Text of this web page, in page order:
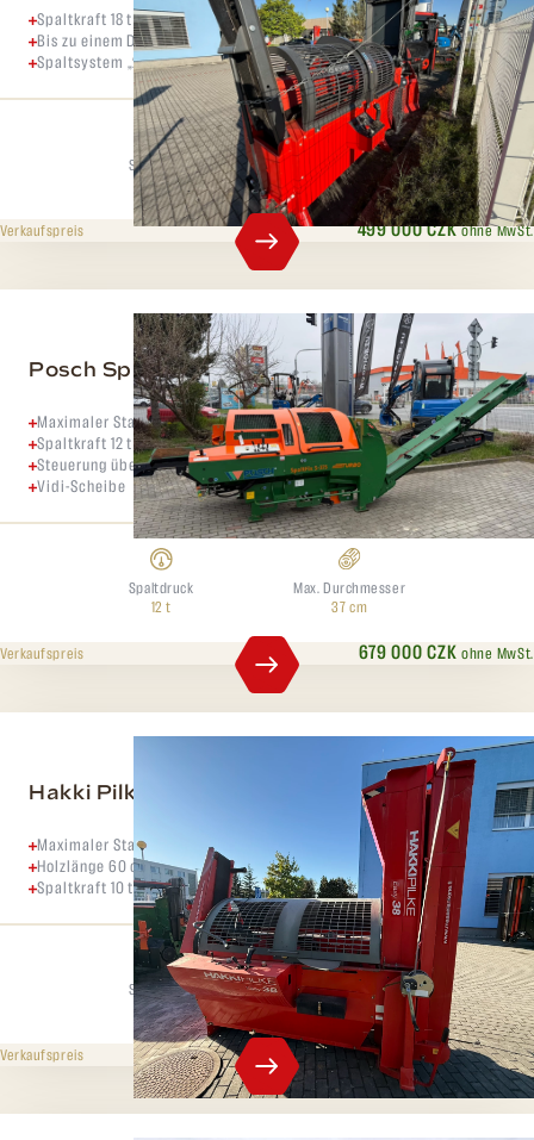
Spaltkraft 18 t
Bis zu einem Durchmesser von 42 cm
Spaltsystem „2 Speed Automatic“ serienmäßig
Spaltdruck
18 t
Max. Durchmesser
42 cm
499 000 CZKohne MwSt.
Verkaufspreis
Posch Spaltfix 375
Maximaler Stammdurchmesser 37 cm
Spaltkraft 12 t
Steuerung über Joystick
Vidi-Scheibe
Spaltdruck
12 t
Max. Durchmesser
37 cm
679 000 CZK ohne MwSt.
Verkaufspreis
Hakki Pilke 38 Easy
Maximaler Stammdurchmesser 38 cm,
Holzlänge 60 cm,
Spaltkraft 10 t
Spaltdruck
10 t
Max. Durchmesser
38 cm
369 000 CZKohne MwSt.
Verkaufspreis